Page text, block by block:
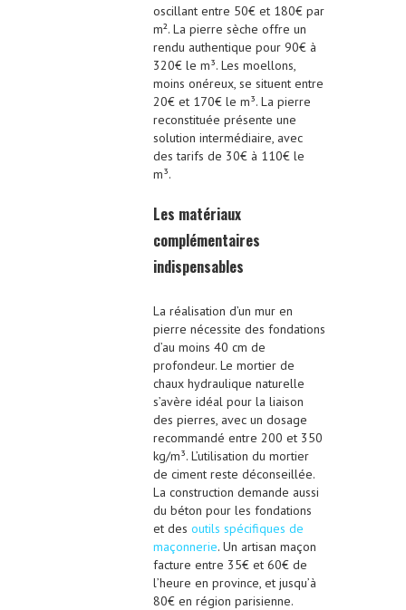
oscillant entre 50€ et 180€ par
m². La pierre sèche offre un
rendu authentique pour 90€ à
320€ le m³. Les moellons,
moins onéreux, se situent entre
20€ et 170€ le m³. La pierre
reconstituée présente une
solution intermédiaire, avec
des tarifs de 30€ à 110€ le
m³.
Les matériaux
complémentaires
indispensables
La réalisation d’un mur en
pierre nécessite des fondations
d’au moins 40 cm de
profondeur. Le mortier de
chaux hydraulique naturelle
s’avère idéal pour la liaison
des pierres, avec un dosage
recommandé entre 200 et 350
kg/m³. L’utilisation du mortier
de ciment reste déconseillée.
La construction demande aussi
du béton pour les fondations
et des outils spécifiques de
maçonnerie. Un artisan maçon
facture entre 35€ et 60€ de
l’heure en province, et jusqu’à
80€ en région parisienne.